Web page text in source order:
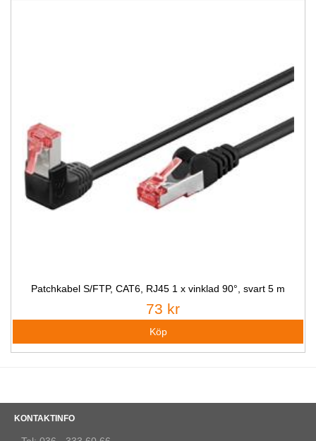
Patchkabel S/FTP, CAT6, RJ45 1 x vinklad 90°, svart 5 m
73 kr
KONTAKTINFO